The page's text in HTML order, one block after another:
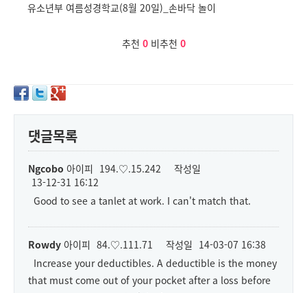
유소년부 여름성경학교(8월 20일)_손바닥 놀이
추천 0 비추천 0
댓글목록
Ngcobo 아이피 194.♡.15.242
작성일
13-12-31 16:12
Good to see a tanlet at work. I can't match that.
Rowdy 아이피 84.♡.111.71 작성일 14-03-07 16:38
Increase your deductibles. A deductible is the money
that must come out of your pocket after a loss before